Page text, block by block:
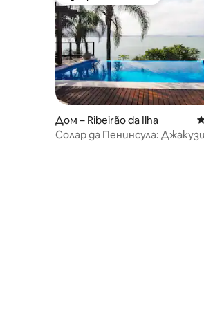
Дом – Ribeirão da Ilha
Солар да Пенинсула: